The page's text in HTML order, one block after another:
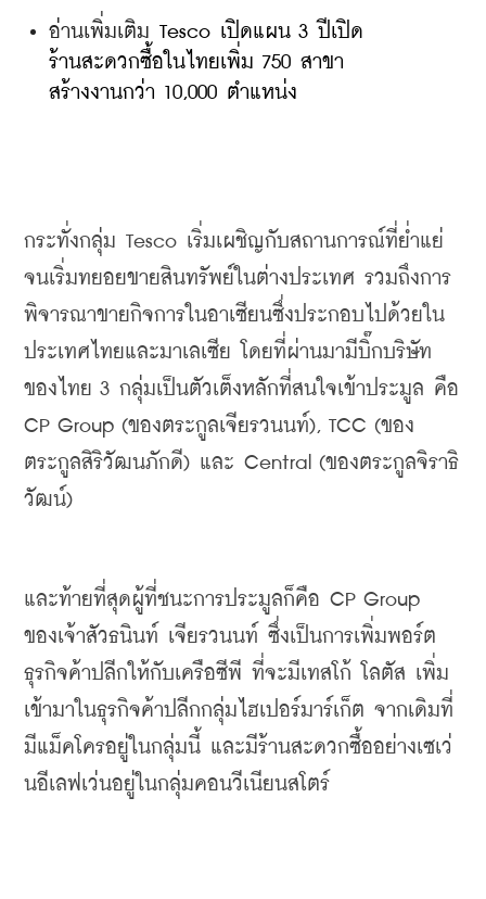
อ่านเพิ่มเติม Tesco เปิดแผน 3 ปีเปิด
ร้านสะดวกซื้อในไทยเพิ่ม 750 สาขา
สร้างงานกว่า 10,000 ตำแหน่ง
กระทั่งกลุ่ม Tesco เริ่มเผชิญกับสถานการณ์ที่ย่ำแย่
จนเริ่มทยอยขายสินทรัพย์ในต่างประเทศ รวมถึงการ
พิจารณาขายกิจการในอาเซียนซึ่งประกอบไปด้วยใน
ประเทศไทยและมาเลเซีย
โดยที่ผ่านมามีบิ๊กบริษัท
ของไทย 3 กลุ่มเป็นตัวเต็งหลักที่สนใจเข้าประมูล คือ
CP Group (ของตระกูลเจียรวนนท์), TCC (ของ
ตระกูลสิริวัฒนภักดี) และ Central (ของตระกูลจิราธิ
วัฒน์)
และท้ายที่สุดผู้ที่ชนะการประมูลก็คือ
ของเจ้าสัวธนินท์ เจียรวนนท์ ซึ่งเป็นการเพิ่มพอร์ต
ธุรกิจค้าปลีกให้กับเครือซีพี ที่จะมีเทสโก้ โลตัส เพิ่ม
เข้ามาในธุรกิจค้าปลีกกลุ่มไฮเปอร์มาร์เก็ต จากเดิมที่
มีแม็คโครอยู่ในกลุ่มนี้ และมีร้านสะดวกซื้ออย่างเซเว่
นอีเลฟเว่นอยู่ในกลุ่มคอนวีเนียนสโตร์